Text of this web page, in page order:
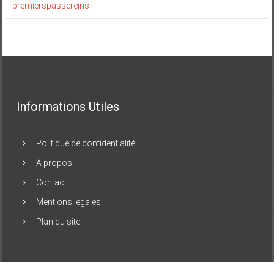
premierspassereins
Informations Utiles
Politique de confidentialité
A propos
Contact
Mentions legales
Plan du site